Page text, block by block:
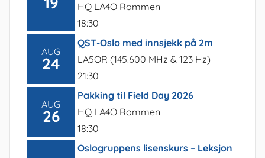
HQ LA4O Rommen
18:30
AUG
24
QST-Oslo med innsjekk på 2m
LA5OR (145.600 MHz & 123 Hz)
21:30
AUG
26
Pakking til Field Day 2026
HQ LA4O Rommen
18:30
Oslogruppens lisenskurs – Leksjon